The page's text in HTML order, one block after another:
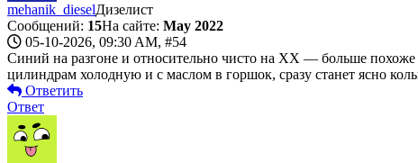
mehanik_dieselДизелист
Сообщений: 15На сайте: May 2022
05-10-2026, 09:30 AM, #54
Синий на разгоне и относительно чисто на ХХ — больше
цилиндрам холодную и с маслом в горшок, сразу станет ясно
Ответить
Ответ